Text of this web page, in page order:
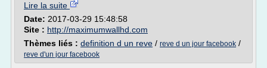
Lire la suite
Date: 2017-03-29 15:48:58
Site : http://maximumwallhd.com
Thèmes liés : definition d un reve / reve d un jour facebook /
reve d'un jour facebook